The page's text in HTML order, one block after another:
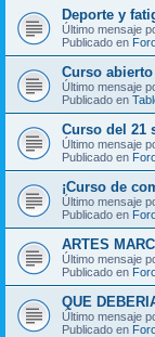
Deporte y
Último mensaje
Publicado en
Curso
Último mensaje
Publicado en
Curso del 21
Último mensaje
Publicado en
¡Curso de
Último mensaje
Publicado en
ARTES
Último mensaje
Publicado en
QUE
Último mensaje
Publicado en